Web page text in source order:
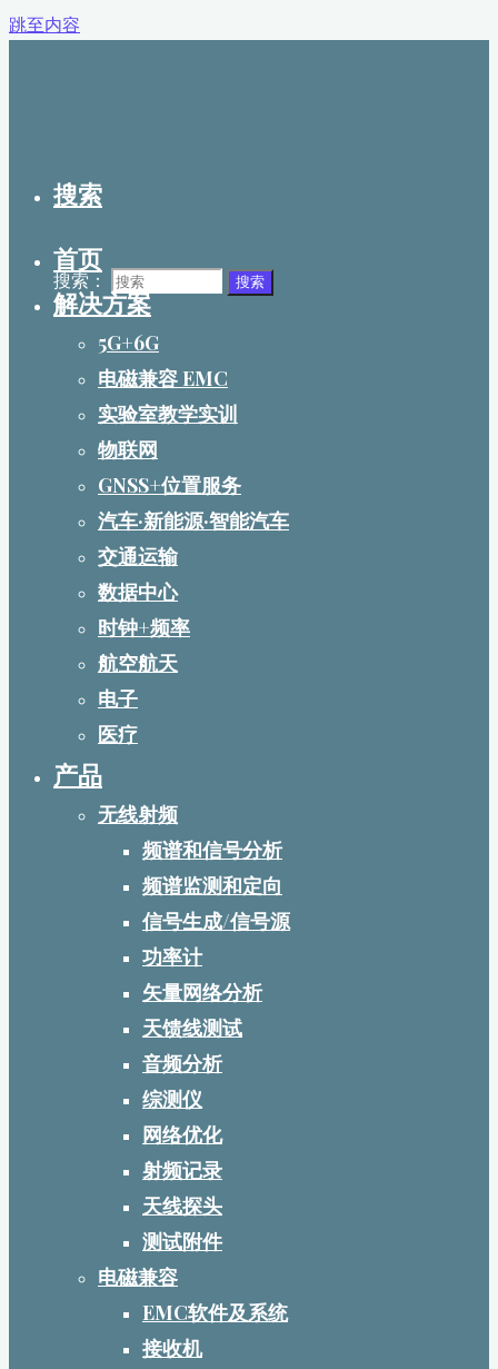
跳至内容
搜索
搜索： 搜索
首页
解决方案
5G+6G
电磁兼容 EMC
实验室教学实训
物联网
GNSS+位置服务
汽车·新能源·智能汽车
交通运输
数据中心
时钟+频率
航空航天
电子
医疗
产品
无线射频
频谱和信号分析
频谱监测和定向
信号生成/信号源
功率计
矢量网络分析
天馈线测试
音频分析
综测仪
网络优化
射频记录
天线探头
测试附件
电磁兼容
EMC软件及系统
接收机